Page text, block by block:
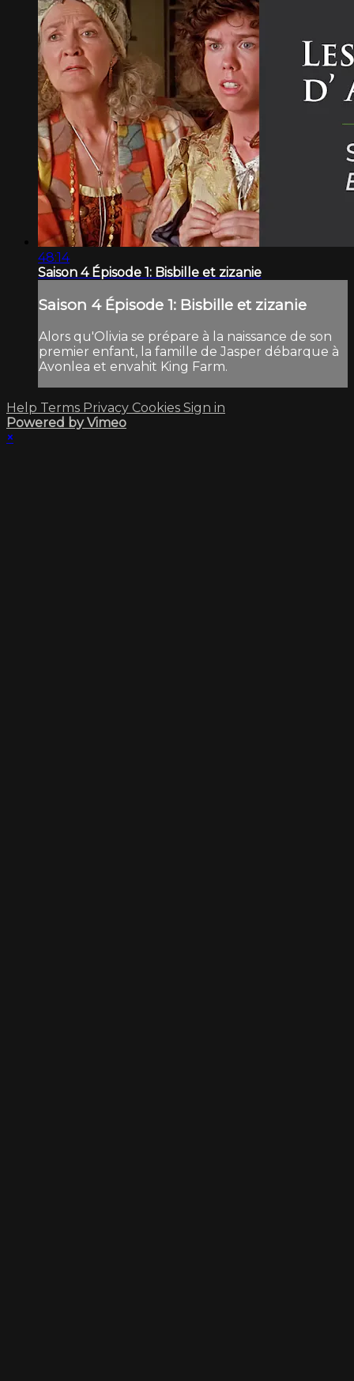
48:14
Saison 4 Épisode 1: Bisbille et zizanie
Saison 4 Épisode 1: Bisbille et zizanie
Alors qu'Olivia se prépare à la naissance de son
premier enfant, la famille de Jasper débarque à
Avonlea et envahit King Farm.
Help Terms Privacy Cookies Sign in
Powered by Vimeo
×